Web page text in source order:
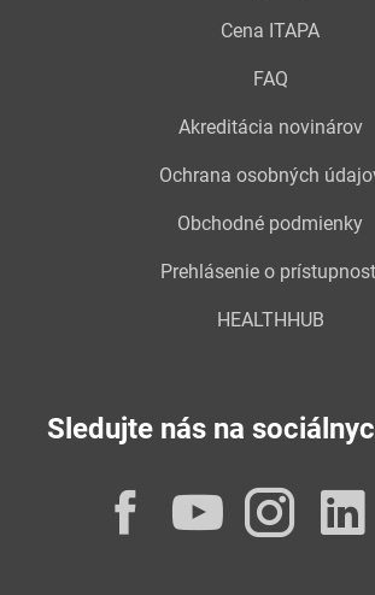
Cena ITAPA
FAQ
Akreditácia novinárov
Ochrana osobných
Obchodné podmienky
Prehlásenie o
HEALTHHUB
Sledujte nás na
Facebook